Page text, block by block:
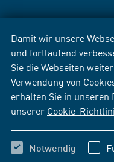
Damit wir unsere
und fortlaufend
Sie die Webseiten
Verwendung von
erhalten Sie in unseren
unserer Cookie-
Notwendig